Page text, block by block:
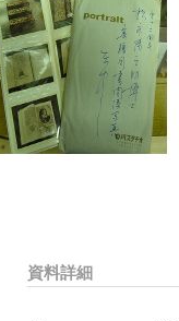
資料詳細